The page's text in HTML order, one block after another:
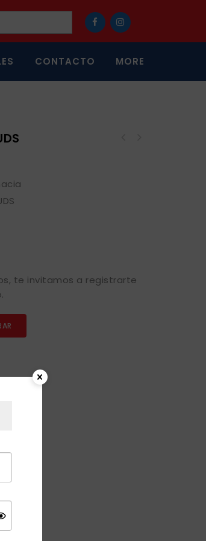
CONTACTO MORE
te invitamos a registrarte